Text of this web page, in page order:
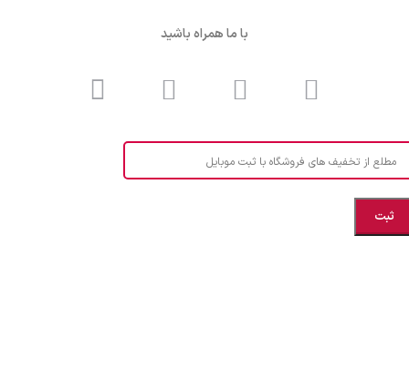
با ما همراه باشید
مطلع از تخفیف های فروشگاه با ثبت موبایل